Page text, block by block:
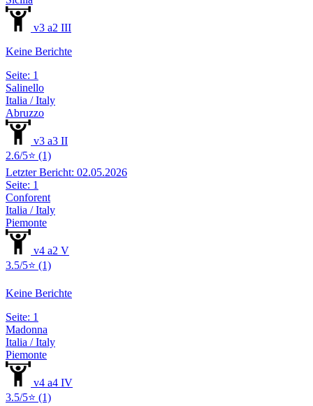
v3 a2 III
Keine Berichte
Seite: 1
Salinello
Italia / Italy
Abruzzo
v3 a3 II
2.6/5⭐ (1)
Letzter Bericht: 02.05.2026
Seite: 1
Conforent
Italia / Italy
Piemonte
v4 a2 V
3.5/5⭐ (1)
Keine Berichte
Seite: 1
Madonna
Italia / Italy
Piemonte
v4 a4 IV
3.5/5⭐ (1)